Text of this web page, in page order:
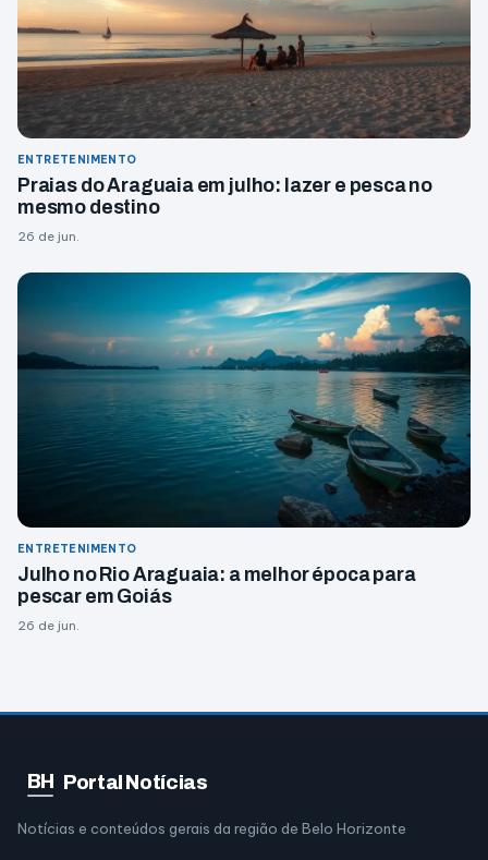
ENTRETENIMENTO
Praias do Araguaia em julho: lazer e pesca no
mesmo destino
26 de jun.
ENTRETENIMENTO
Julho no Rio Araguaia: a melhor época para
pescar em Goiás
26 de jun.
BH Portal Notícias
Notícias e conteúdos gerais da região de Belo Horizonte